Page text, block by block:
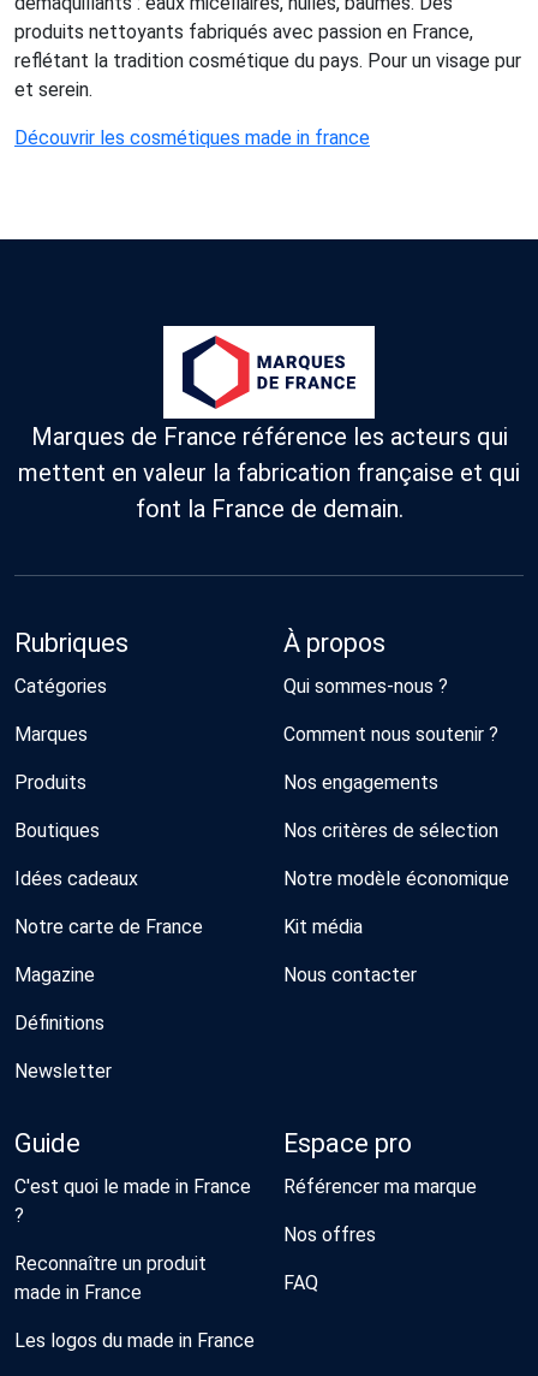
produits nettoyants fabriqués avec passion en France,
reflétant la tradition cosmétique du pays. Pour un visage pur
et serein.
Découvrir les cosmétiques made in france
Marques de France référence les acteurs qui
mettent en valeur la fabrication française et qui
font la France de demain.
Rubriques
Catégories
Marques
Produits
Boutiques
Idées cadeaux
Notre carte de France
Magazine
Définitions
Newsletter
À propos
Qui sommes-nous ?
Comment nous soutenir ?
Nos engagements
Nos critères de sélection
Notre modèle économique
Kit média
Nous contacter
Guide
C'est quoi le made in France
?
Reconnaître un produit
made in France
Les logos du made in France
Espace pro
Référencer ma marque
Nos offres
FAQ